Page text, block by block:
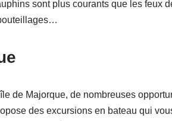
sont plus courants que les feux
de Majorque, de nombreuses
des excursions en bateau qui